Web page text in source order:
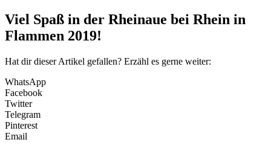
Viel Spaß in der Rheinaue bei Rhein in
Flammen 2019!
Hat dir dieser Artikel gefallen? Erzähl es gerne weiter:
WhatsApp
Facebook
Twitter
Telegram
Pinterest
Email